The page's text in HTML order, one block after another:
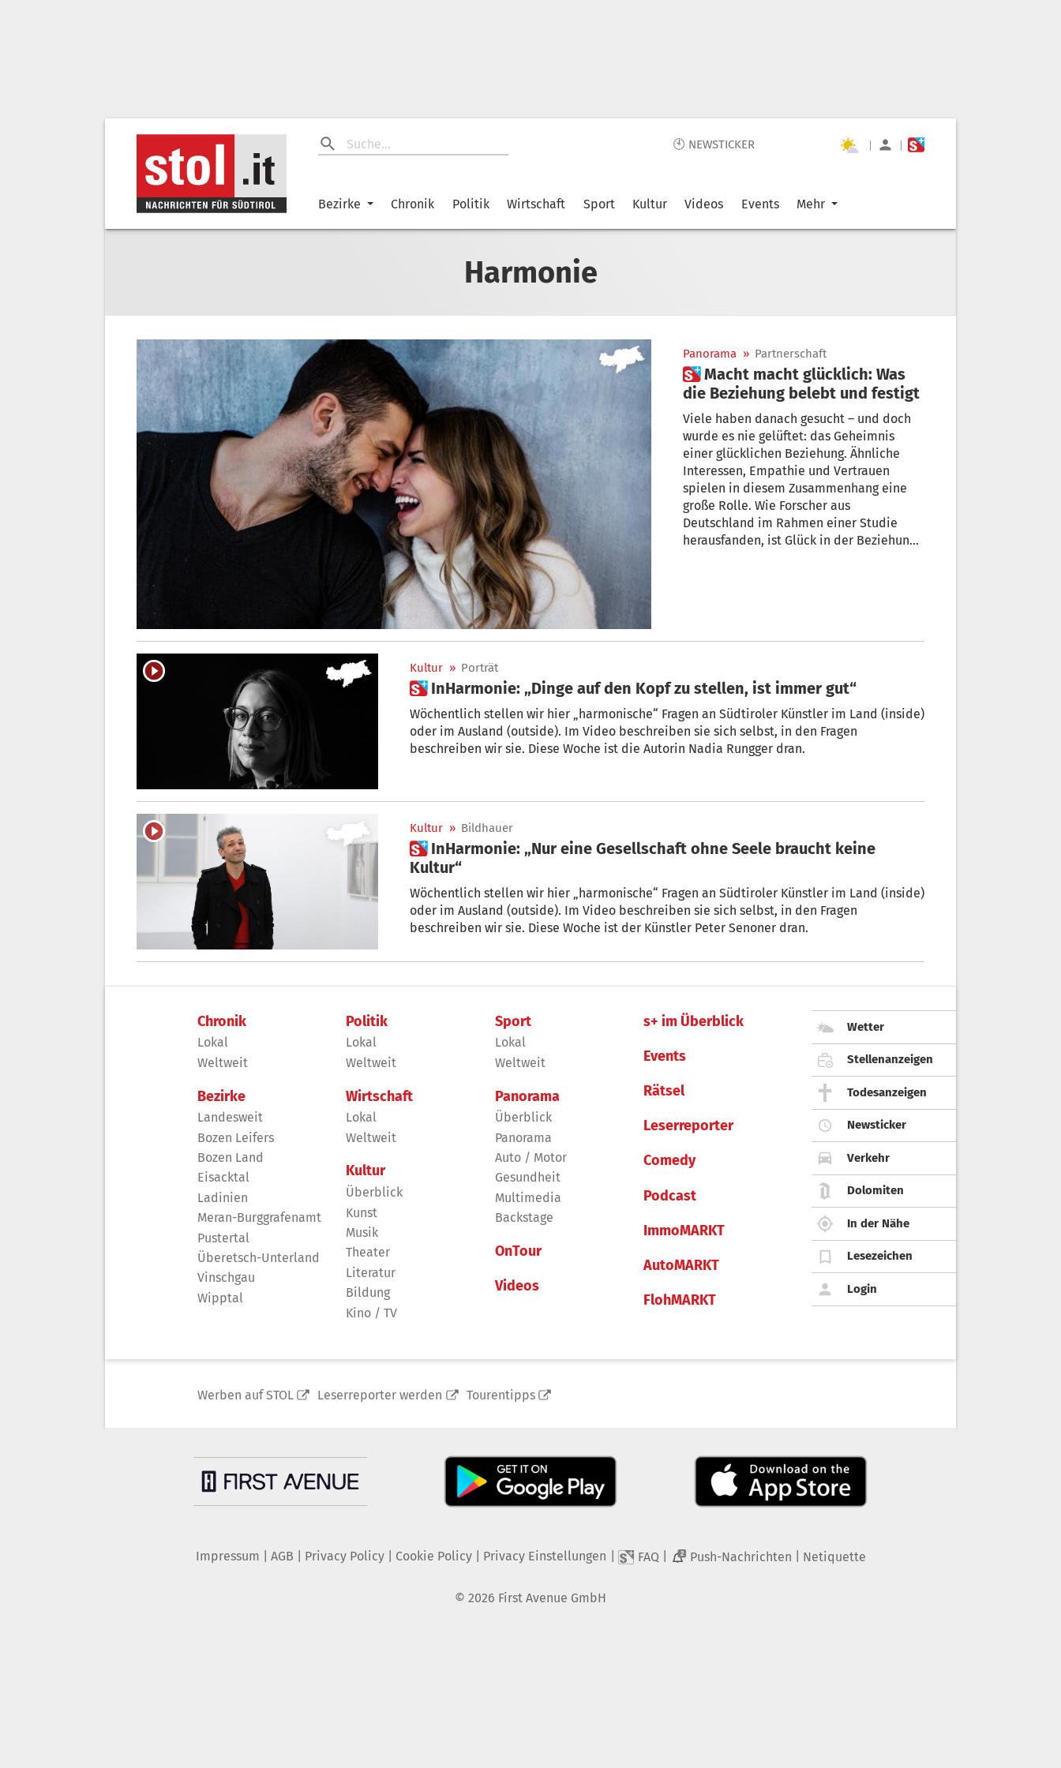
🕙 NEWSTICKER | |
Bezirke Chronik Politik Wirtschaft Sport Kultur Videos Events Mehr
Harmonie
Panorama » Partnerschaft
 Macht macht glücklich: Was
die Beziehung belebt und festigt
Viele haben danach gesucht – und doch
wurde es nie gelüftet: das Geheimnis
einer glücklichen Beziehung. Ähnliche
Interessen, Empathie und Vertrauen
spielen in diesem Zusammenhang eine
große Rolle. Wie Forscher aus
Deutschland im Rahmen einer Studie
herausfanden, ist Glück in der Beziehung
Kultur » Porträt
 InHarmonie: „Dinge auf den Kopf zu stellen, ist immer gut“
Wöchentlich stellen wir hier „harmonische“ Fragen an Südtiroler Künstler im Land (inside)
oder im Ausland (outside). Im Video beschreiben sie sich selbst, in den Fragen
beschreiben wir sie. Diese Woche ist die Autorin Nadia Rungger dran.
Kultur » Bildhauer
 InHarmonie: „Nur eine Gesellschaft ohne Seele braucht keine
Kultur“
Wöchentlich stellen wir hier „harmonische“ Fragen an Südtiroler Künstler im Land (inside)
oder im Ausland (outside). Im Video beschreiben sie sich selbst, in den Fragen
beschreiben wir sie. Diese Woche ist der Künstler Peter Senoner dran.
Chronik
Lokal
Weltweit
Bezirke
Landesweit
Bozen Leifers
Bozen Land
Eisacktal
Ladinien
Meran-Burggrafenamt
Pustertal
Überetsch-Unterland
Vinschgau
Wipptal
Politik
Lokal
Weltweit
Wirtschaft
Lokal
Weltweit
Kultur
Überblick
Kunst
Musik
Theater
Literatur
Bildung
Kino / TV
Sport
Lokal
Weltweit
Panorama
Überblick
Panorama
Auto / Motor
Gesundheit
Multimedia
Backstage
OnTour
Videos
s+ im Überblick
Events
Rätsel
Leserreporter
Comedy
Podcast
ImmoMARKT
AutoMARKT
FlohMARKT
Wetter
Stellenanzeigen
Todesanzeigen
Newsticker
Verkehr
Dolomiten
In der Nähe
Lesezeichen
Login
Werben auf STOL Leserreporter werden Tourentipps
Impressum AGB Privacy Policy| Cookie Policy| Privacy Einstellungen FAQ 2 Push-Nachrichten Netiquette
© 2026 First Avenue GmbH